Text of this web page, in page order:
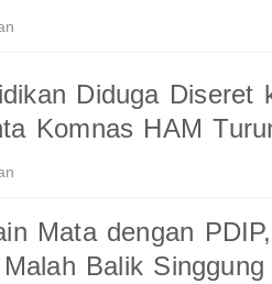
Diduga Diseret
Komnas HAM
Mata dengan
Balik